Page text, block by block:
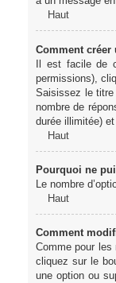
Haut
Comment créer
Il est facile de
permissions),
Saisissez le
nombre de
durée illimitée)
Haut
Pourquoi ne
Le nombre
Haut
Comment
Comme pour les
cliquez sur le
une option ou